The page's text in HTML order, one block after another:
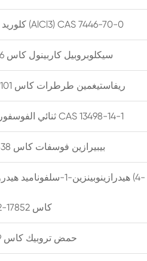
كلوريد الألومنيوم (AlCl3) CAS 7446-70-0
سيكلوبروبيل كاربينول كاس 2516-33-8
ريفاستيغمين طرطرات كاس 129101-54-8
ثنائي الفوسفوريل كلوريد CAS 13498-14-1
بيبيرازين فوسفات كاس 14538-56-8
sph) كاس 17852-52-7
حمض تروبيك كاس 529-64-6